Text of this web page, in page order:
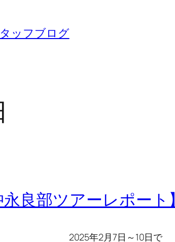
ッフブログ
良部ツアーレポート】
2025年2月7日～10日で